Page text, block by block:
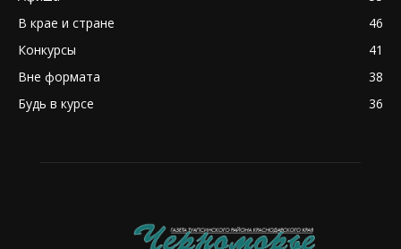
В крае и стране
46
Конкурсы
41
Вне формата
38
Будь в курсе
36